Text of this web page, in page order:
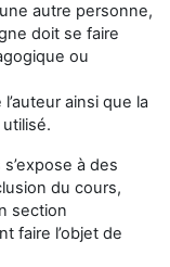
autre personne,
doit se faire
ou
ainsi que la
à des
du cours,
section
faire l’objet de